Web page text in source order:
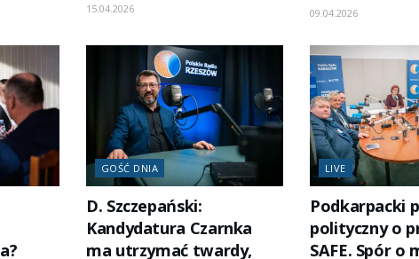
15.04.2026 09.04.2026
GOŚĆ DNIA
D. Szczepański:
Kandydatura Czarnka
ma utrzymać twardy,
LIVE
Podkarpacki
polityczny o
SAFE. Spór o